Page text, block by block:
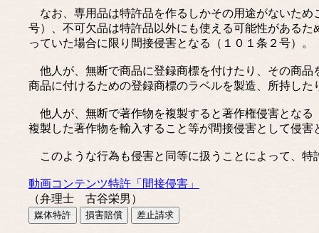
なお、専用品は特許品を作るしかその用途がないため
号）、不可欠品は特許品以外にも使える可能性がある
っていた場合に限り間接侵害となる（１０１条２号）。
他人が、無断で商品に登録商標を付けたり、その商品
商品に付けるための登録商標のラベルを製造、所持し
他人が、無断で著作物を複製すると著作権侵害となる
複製した著作物を輸入すること等が間接侵害として侵害
このような行為も侵害と同等に扱うことによって、特
動画コンテンツ特許「間接侵害」
（弁理士 古谷栄男）